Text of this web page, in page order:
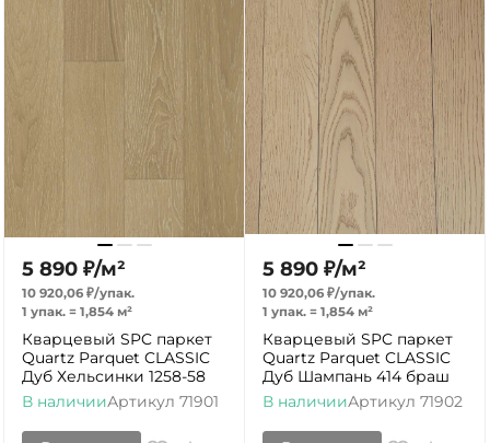
5 890 ₽/м²
10 920,06 ₽/упак.
1 упак. = 1,854 м²
Кварцевый SPC паркет
Quartz Parquet CLASSIC
Дуб Хельсинки 1258-58
В наличииАртикул 71901
5 890 ₽/м²
10 920,06 ₽/упак.
1 упак. = 1,854 м²
Кварцевый SPC паркет
Quartz Parquet CLASSIC
Дуб Шампань 414 браш
В наличииАртикул 71902